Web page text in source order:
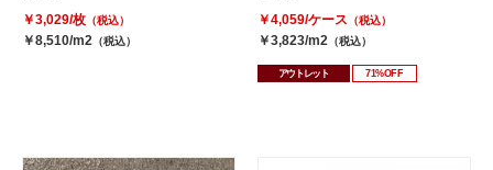
￥3,029/枚 （税込）
￥8,510/m2 （税込）
￥4,059/ケース （税込）
￥3,823/m2 （税込）
アウトレット 71%OFF